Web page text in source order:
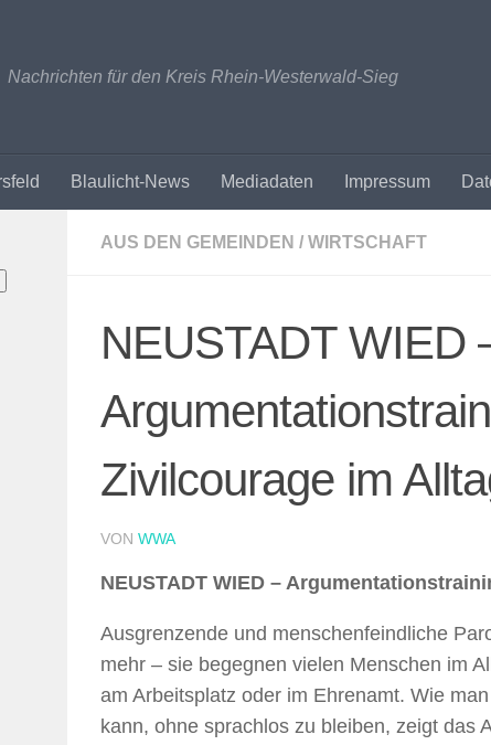
Nachrichten für den Kreis Rhein-Westerwald-Sieg
Blaulicht-News Mediadaten Impressum
AUS DEN GEMEINDEN / WIRTSCHAFT
NEUSTADT WIED
Zivilcourage im
VON WWA
NEUSTADT WIED –
Ausgrenzende und menschenfeindliche
mehr – sie begegnen vielen Menschen im
am Arbeitsplatz oder im Ehrenamt. Wie
kann, ohne sprachlos zu bleiben, zeigt das